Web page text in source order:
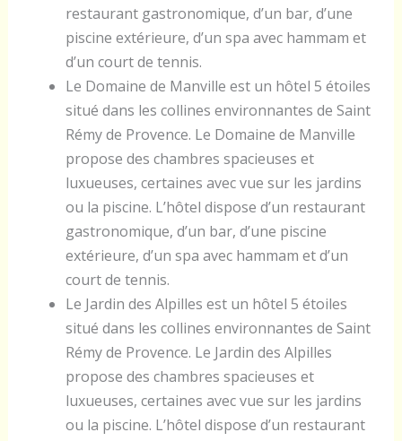
restaurant gastronomique, d’un bar, d’une
piscine extérieure, d’un spa avec hammam et
d’un court de tennis.
Le Domaine de Manville est un hôtel 5 étoiles
situé dans les collines environnantes de Saint
Rémy de Provence. Le Domaine de Manville
propose des chambres spacieuses et
luxueuses, certaines avec vue sur les jardins
ou la piscine. L’hôtel dispose d’un restaurant
gastronomique, d’un bar, d’une piscine
extérieure, d’un spa avec hammam et d’un
court de tennis.
Le Jardin des Alpilles est un hôtel 5 étoiles
situé dans les collines environnantes de Saint
Rémy de Provence. Le Jardin des Alpilles
propose des chambres spacieuses et
luxueuses, certaines avec vue sur les jardins
ou la piscine. L’hôtel dispose d’un restaurant